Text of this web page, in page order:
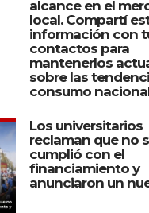
alcance en el
local. Compartí
información con
contactos para
mantenerlos
sobre las
consumo
Los universitarios
reclaman que no
cumplió con el
financiamiento y
anunciaron un